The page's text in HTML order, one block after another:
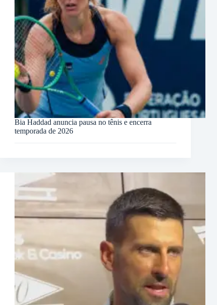
Bia Haddad anuncia pausa no tênis e encerra
temporada de 2026